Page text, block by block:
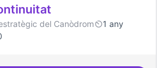
del Canòdrom
1 any